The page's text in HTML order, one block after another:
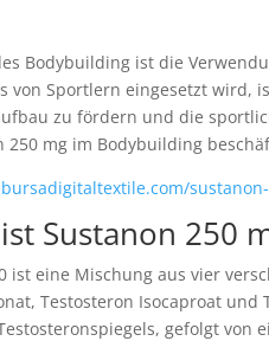
Bodybuilding ist die
von Sportlern eingesetzt wird,
zu fördern und die
250 mg im Bodybuilding
Sustanon 250
ist eine Mischung aus vier
Testosteron Isocaproat
gefolgt